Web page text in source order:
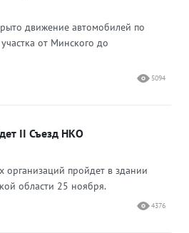
движение автомобилей по
от Минского до
5094
II Съезд НКО
организаций пройдет в здании
области 25 ноября.
4376